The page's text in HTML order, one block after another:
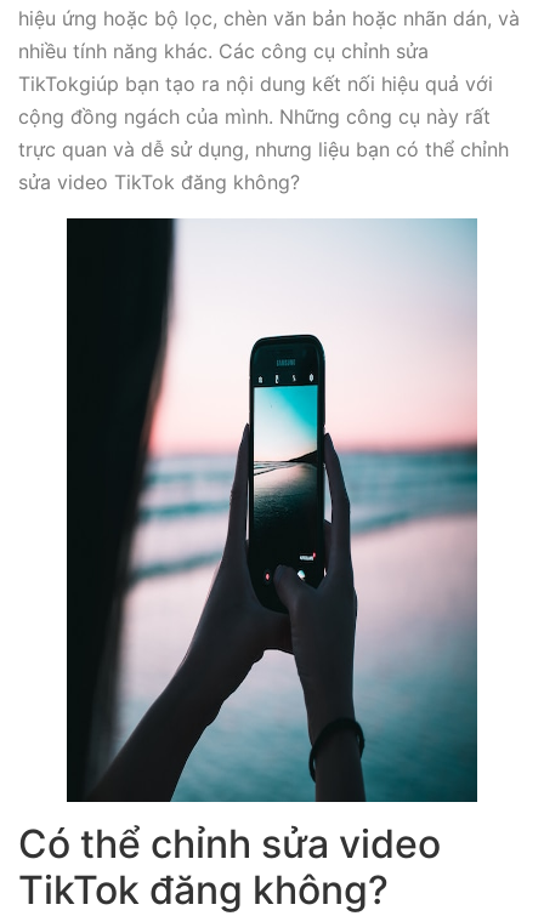
hiệu ứng hoặc bộ lọc, chèn văn bản hoặc nhãn dán, và
nhiều tính năng khác. Các công cụ chỉnh sửa
TikTokgiúp bạn tạo ra nội dung kết nối hiệu quả với
cộng đồng ngách của mình. Những công cụ này rất
trực quan và dễ sử dụng, nhưng liệu bạn có thể chỉnh
sửa video TikTok đăng không?
Có thể chỉnh sửa video
TikTok đăng không?